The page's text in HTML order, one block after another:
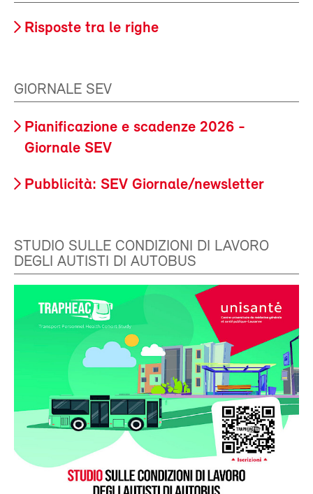
Risposte tra le righe
GIORNALE SEV
Pianificazione e scadenze 2026 -
Giornale SEV
Pubblicità: SEV Giornale/newsletter
STUDIO SULLE CONDIZIONI DI LAVORO
DEGLI AUTISTI DI AUTOBUS